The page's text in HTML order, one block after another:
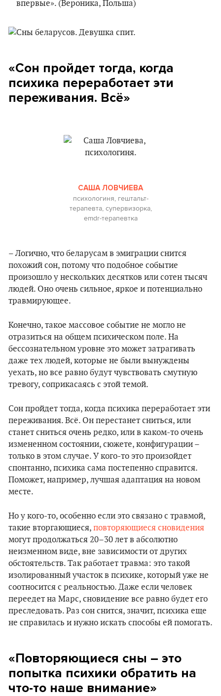
впервые». (Вероника, Польша)
«Сон пройдет тогда, когда
психика переработает эти
переживания. Всё»
САША ЛОВЧИЕВА
психологиня, гештальт-
терапевта, супервизорка,
emdr-терапевтка
– Логично, что беларусам в эмиграции снится
похожий сон, потому что подобное событие
произошло у нескольких десятков или сотен тысяч
людей. Оно очень сильное, яркое и потенциально
травмирующее.
Конечно, такое массовое событие не могло не
отразиться на общем психическом поле. На
бессознательном уровне это может затрагивать
даже тех людей, которые не были вынуждены
уехать, но все равно будут чувствовать смутную
тревогу, соприкасаясь с этой темой.
Сон пройдет тогда, когда психика переработает эти
переживания. Всё. Он перестанет сниться, или
станет сниться очень редко, или в каком-то очень
измененном состоянии, сюжете, конфигурации –
только в этом случае. У кого-то это произойдет
спонтанно, психика сама постепенно справится.
Поможет, например, лучшая адаптация на новом
месте.
Но у кого-то, особенно если это связано с травмой,
такие вторгающиеся, повторяющиеся сновидения
могут продолжаться 20–30 лет в абсолютно
неизменном виде, вне зависимости от других
обстоятельств. Так работает травма: это такой
изолированный участок в психике, который уже не
соотносится с реальностью. Даже если человек
переедет на Марс, сновидение все равно будет его
преследовать. Раз сон снится, значит, психика еще
не справилась и нужно искать способы ей помогать.
«Повторяющиеся сны – это
попытка психики обратить на
что-то наше внимание»